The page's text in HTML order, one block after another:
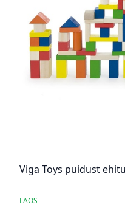
Viga Toys puidust
LAOS